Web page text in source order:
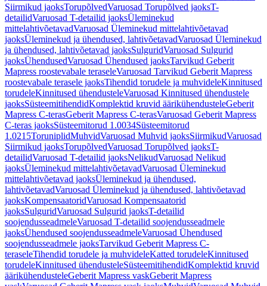
Siirmikud jaoksTorupõlvedVaruosad Torupõlved jaoksT-
detailidVaruosad T-detailid jaoksÜleminekud
mittelahtivõetavadVaruosad Üleminekud mittelahtivõetavad
jaoksÜleminekud ja ühendused, lahtivõetavadVaruosad Üleminekud
ja ühendused, lahtivõetavad jaoksSulguridVaruosad Sulgurid
jaoksÜhendusedVaruosad Ühendused jaoksTarvikud Geberit
Mapress roostevabale teraseleVaruosad Tarvikud Geberit Mapress
roostevabale terasele jaoksTihendid torudele ja muhvideleKinnitused
torudeleKinnitused ühendusteleVaruosad Kinnitused ühendustele
jaoksSüsteemitihendidKomplektid kruvid äärikühendusteleGeberit
Mapress C-terasGeberit Mapress C-terasVaruosad Geberit Mapress
C-teras jaoksSüsteemitorud 1.0034Süsteemitorud
1.0215ToruniplidMuhvidVaruosad Muhvid jaoksSiirmikudVaruosad
Siirmikud jaoksTorupõlvedVaruosad Torupõlved jaoksT-
detailidVaruosad T-detailid jaoksNelikudVaruosad Nelikud
jaoksÜleminekud mittelahtivõetavadVaruosad Üleminekud
mittelahtivõetavad jaoksÜleminekud ja ühendused,
lahtivõetavadVaruosad Üleminekud ja ühendused, lahtivõetavad
jaoksKompensaatoridVaruosad Kompensaatorid
jaoksSulguridVaruosad Sulgurid jaoksT-detailid
soojendusseadmeleVaruosad T-detailid soojendusseadmele
jaoksÜhendused soojendusseadmeleVaruosad Ühendused
soojendusseadmele jaoksTarvikud Geberit Mapress C-
teraseleTihendid torudele ja muhvideleKatted torudeleKinnitused
torudeleKinnitused ühendusteleSüsteemitihendidKomplektid kruvid
äärikühendusteleGeberit Mapress vaskGeberit Mapress